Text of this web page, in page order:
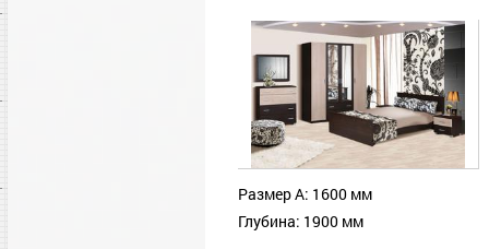
Размер А: 1600 мм
Глубина: 1900 мм